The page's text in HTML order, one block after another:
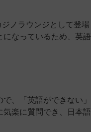
ノラウンジとして登場
なっているため、英語
、「英語ができない」
楽に質問でき、日本語